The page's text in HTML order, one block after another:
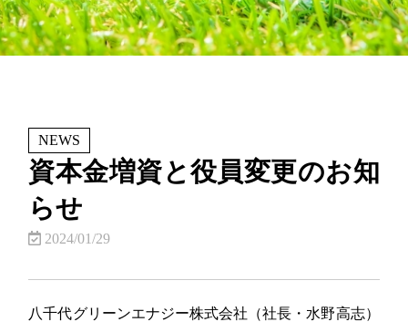
NEWS
資本金増資と役員変更のお知
らせ
2024/01/29
八千代グリーンエナジー株式会社（社長・水野高志）